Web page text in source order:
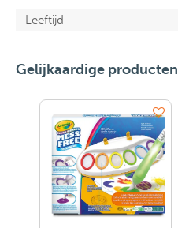
Leeftijd
Gelijkaardige producten